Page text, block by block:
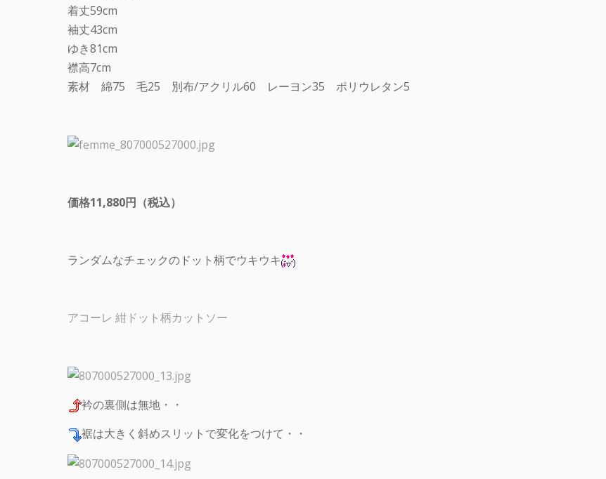
着丈59cm
袖丈43cm
ゆき81cm
襟高7cm
素材 綿75 毛25 別布/アクリル60 レーヨン35 ポリウレタン5
価格11,880円（税込）
ランダムなチェックのドット柄でウキウキ
アコーレ 紺ドット柄カットソー
衿の裏側は無地・・
裾は大きく斜めスリットで変化をつけて・・